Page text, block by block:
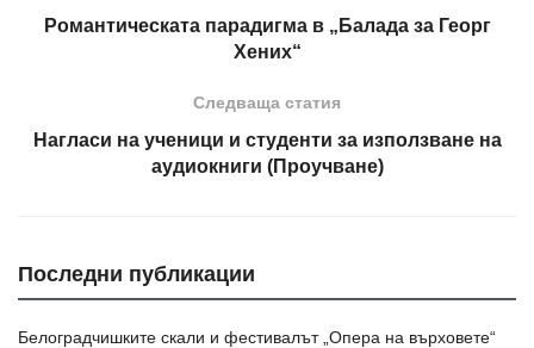
Романтическата парадигма в „Балада за Георг
Хених“
Следваща статия
Нагласи на ученици и студенти за използване на
аудиокниги (Проучване)
Последни публикации
Белоградчишките скали и фестивалът „Опера на върховете“